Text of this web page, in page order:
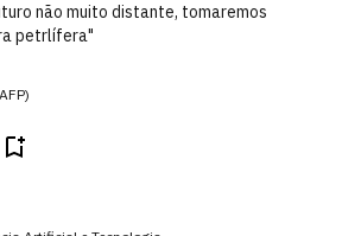
não muito distante, tomaremos
petrlífera"